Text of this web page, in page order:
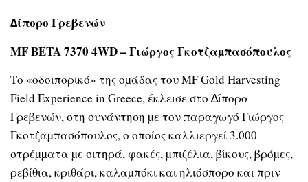
∆ίπορο Γρεβενών
MF BETA 7370 4WD – Γιώργος Γκοτζαµπασόπουλος
Το «οδοιπορικό» της οµάδας του MF Gold Harvesting
Field Experience in Greece, έκλεισε στο ∆ίπορο
Γρεβενών, στη συνάντηση µε τον παραγωγό Γιώργος
Γκοτζαµπασόπουλος, ο οποίος καλλιεργεί 3.000
στρέµµατα µε σιτηρά, φακές, µπιζέλια, βίκους, βρόµες,
ρεβίθια, κριθάρι, καλαµπόκι και ηλιόσπορο και πριν